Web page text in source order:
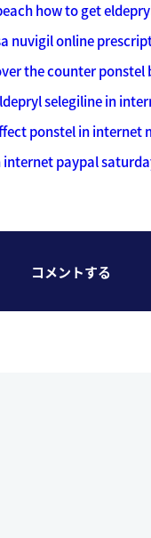
how to get
nuvigil online
the counter ponstel
selegiline in
ponstel in internet
internet paypal
コメントする